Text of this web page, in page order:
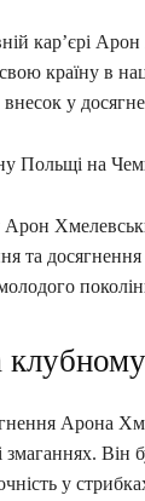
кар’єрі
країну в
у
Польщі на
Арон
та
Арона
змаганнях.
у